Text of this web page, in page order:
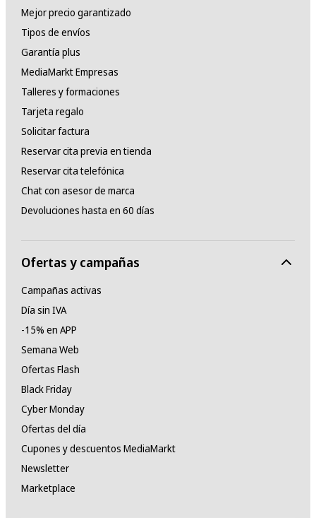
Mejor precio garantizado
Tipos de envíos
Garantía plus
MediaMarkt Empresas
Talleres y formaciones
Tarjeta regalo
Solicitar factura
Reservar cita previa en tienda
Reservar cita telefónica
Chat con asesor de marca
Devoluciones hasta en 60 días
Ofertas y campañas
Campañas activas
Día sin IVA
-15% en APP
Semana Web
Ofertas Flash
Black Friday
Cyber Monday
Ofertas del día
Cupones y descuentos MediaMarkt
Newsletter
Marketplace